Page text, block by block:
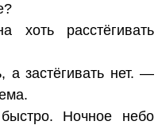
расстёгивать
а застёгивать нет. —
Ночное небо